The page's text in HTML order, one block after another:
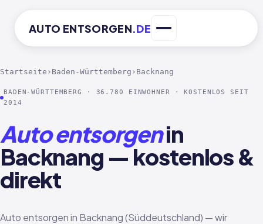
AUTO ENTSORGEN.DE
Startseite › Baden-Württemberg › Backnang
BADEN-WÜRTTEMBERG · 36.780 EINWOHNER · KOSTENLOS SEIT
2014
Auto entsorgenin
Backnang — kostenlos &
direkt
Auto entsorgen in Backnang (Süddeutschland) — wir